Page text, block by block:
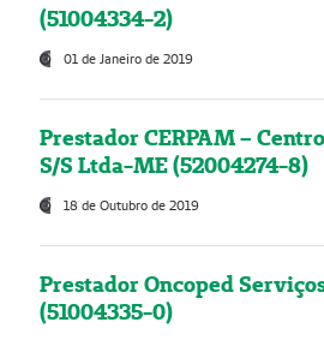
(51004334-2)
01 de Janeiro de 2019
Prestador CERPAM –
S/S Ltda-ME (52004274-8)
18 de Outubro de 2019
Prestador Oncoped
(51004335-0)